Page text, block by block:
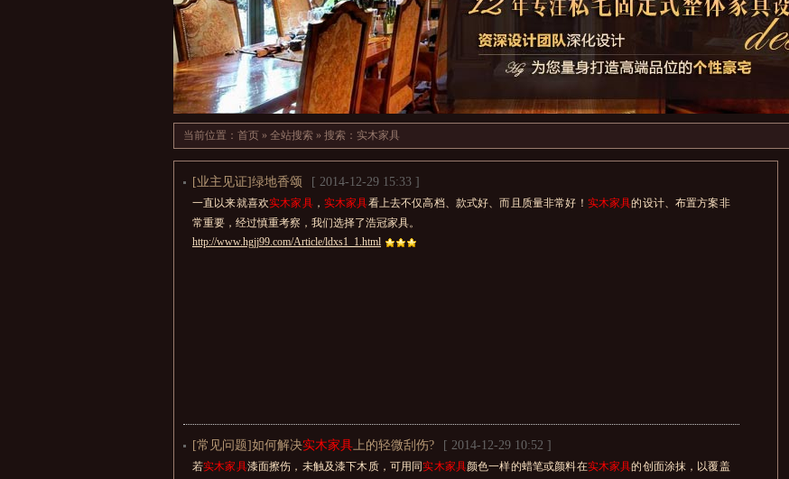
当前位置： 首页 » 全站搜索 » 搜索：实木家具
[业主见证]绿地香颂 [ 2014-12-29 15:33 ]
一直以来就喜欢实木家具， 实木家具看上去不仅高档、款式好、而且质量非常好！ 实木家具的设计、布置方案非
常重要，经过慎重考察，我们选择了浩冠家具。
http://www.hgjj99.com/Article/ldxs1_1.html
[常见问题]如何解决实木家具上的轻微刮伤? [ 2014-12-29 10:52 ]
若实木家具漆面擦伤，未触及漆下木质，可用同实木家具颜色一样的蜡笔或颜料在实木家具的创面涂抹，以覆盖